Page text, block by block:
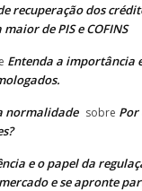
recuperação dos
de PIS e COFINS
Entenda a importância
normalidade sobre Por
e o papel da
e se apronte